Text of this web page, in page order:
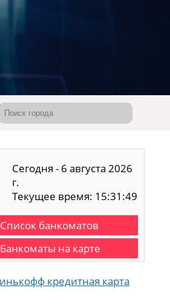
Сегодня - 6 августа 2026
г.
Текущее время: 15:31:50
Список банкоматов
Банкоматы на карте